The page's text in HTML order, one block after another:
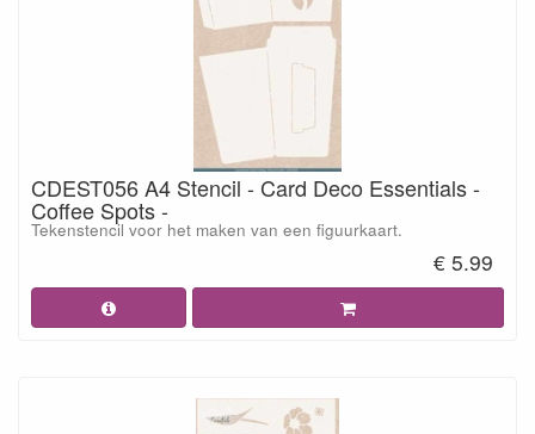
CDEST056 A4 Stencil - Card Deco Essentials -
Coffee Spots -
Tekenstencil voor het maken van een figuurkaart.
€ 5.99